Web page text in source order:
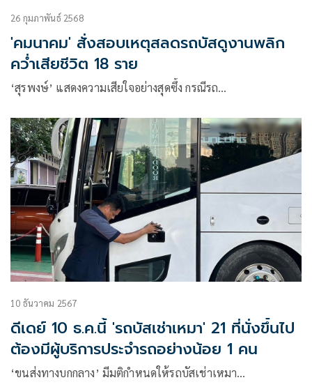
26 กุมภาพันธ์ 2568
'คมนาคม' สั่งสอบเหตุสลดรถบัสดูงานพลิก
คว่ำเสียชีวิต 18 ราย
‘สุรพงษ์’ แสดงความเสียใจอย่างสุดซึ้ง กรณีรถ…
10 ธันวาคม 2567
ดีเดย์ 10 ธ.ค.นี้ 'รถบัสเช่าเหมา' 21 ที่นั่งขึ้นไป
ต้องมีผู้บริการประจำรถอย่างน้อย 1 คน
‘ขนส่งทางบกกลาง’ มีมติกำหนดให้รถบัสเช่าเหมา…